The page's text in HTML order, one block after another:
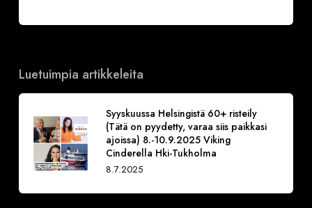
Luetuimpia artikkeleita
Syyskuussa Helsingistä 60+ risteily
(Tätä on pyydetty, varaa siis paikkasi
ajoissa) 8.-10.9.2025 Viking
Cinderella Hki-Tukholma
8.7.2025